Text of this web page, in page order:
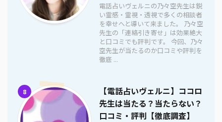
電話占いヴェルニの乃々空先生は鋭
い霊感・霊視・透視で多くの相談者
を幸せへと導いて来ました。 乃々空
先生の「連絡引き寄せ」は効果絶大
と口コミでも評判です。 今回、乃々
空先生が当たるのか口コミや評判を
徹底 ...
8
【電話占いヴェルニ】ココロ
先生は当たる？当たらない？
口コミ・評判【徹底調査】